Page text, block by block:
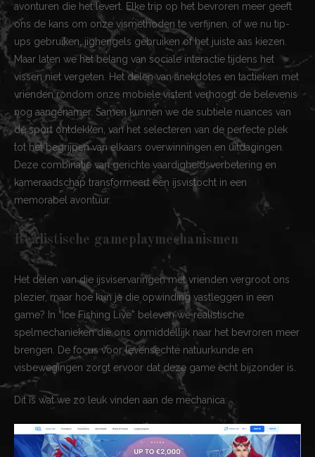
avonturen die het levert. Elke trip op het bevroren meer geeft
ons de kans om onze vismethoden te verfijnen, of we nu tip-
ups gebruiken, jighengels gebruiken of het juiste aas kiezen.
Maar laten we het belang van sociale interactie tijdens het
vissen niet vergeten. Het delen van anekdotes en tactieken met
vrienden rondom onze mobiele vistent verhoogt de belevenis
nog aangenamer. Samen kunnen we de subtiele nuances van
de sport ontdekken, van het selecteren van de perfecte plek
tot het begrijpen van elkaars overwinningen en uitdagingen.
Deze combinatie van gerichte vaardigheidsverbetering en
kameraadschap transformeert een ijsvistocht in een
memorabel avontuur.
Realistische gameplaymechanismen
Het delen van die ijsviservaringen met vrienden vergroot ons
plezier, maar hoe kun je die opwinding vastleggen in een
game? In “Ice Fishing Live” beleven we realistische
spelmechanieken die ons onmiddellijk naar het bevroren meer
brengen. De focus voor levensechte natuurkunde en
visbewegingen zorgt ervoor dat deze game echt bijzonder is.
Dit is wat we zo leuk vinden aan de mechanica: